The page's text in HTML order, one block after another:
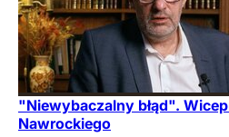
"Niewybaczalny błąd".
Nawrockiego